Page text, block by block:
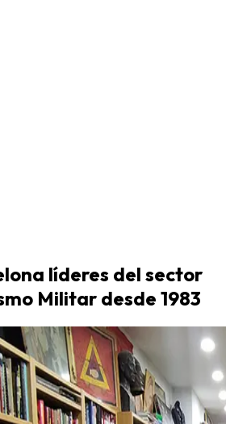
líderes del sector
Militar desde 1983